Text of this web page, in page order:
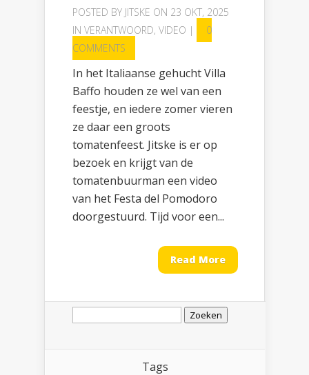
POSTED BY JITSKE ON 23 OKT, 2025
IN VERANTWOORD, VIDEO |
0
COMMENTS
In het Italiaanse gehucht Villa
Baffo houden ze wel van een
feestje, en iedere zomer vieren
ze daar een groots
tomatenfeest. Jitske is er op
bezoek en krijgt van de
tomatenbuurman een video
van het Festa del Pomodoro
doorgestuurd. Tijd voor een...
Read More
Zoeken
Tags